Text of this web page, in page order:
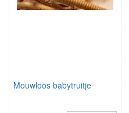
Mouwloos babytruitje